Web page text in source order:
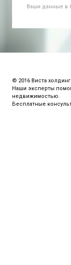
Ваши данные в
© 2016 Виста холдинг
Наши эксперты
недвижимостью.
Бесплатные